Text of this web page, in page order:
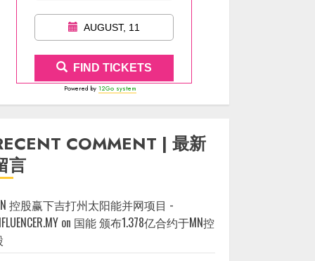
AUGUST, 11
FIND TICKETS
Powered by 12Go system
COMMENT | 最新
言
控股赢下吉打州太阳能并网项目 -
on 国能 颁布1.378亿合约于MN控